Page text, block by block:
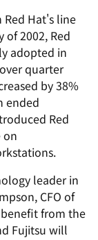
Red Hat's line
of 2002, Red
adopted in
quarter
by 38%
ended
Red
on
leader in
CFO of
from the
Fujitsu will